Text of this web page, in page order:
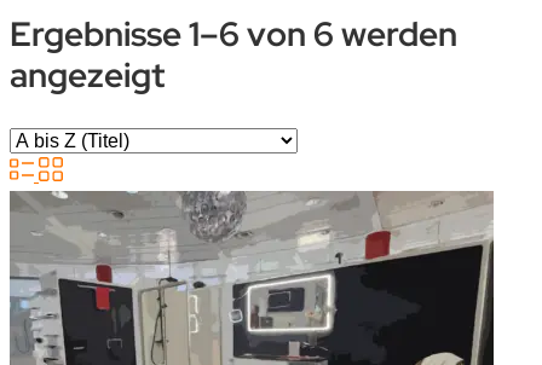
Ergebnisse 1–6 von 6 werden
angezeigt